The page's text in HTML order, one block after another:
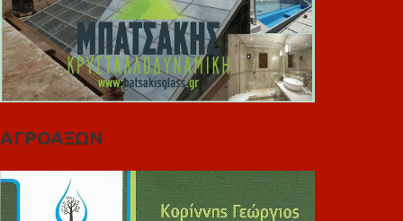
ΑΓΡΟΑΞΩΝ